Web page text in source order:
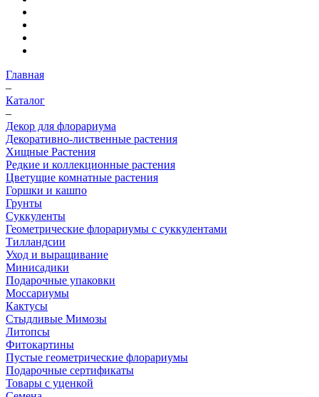
Главная
–
Каталог
–
Декор для флорариума
Декоративно-лиственные растения
Хищные Растения
Редкие и коллекционные растения
Цветущие комнатные растения
Горшки и кашпо
Грунты
Суккуленты
Геометрические флорариумы с суккулентами
Тилландсии
Уход и выращивание
Минисадики
Подарочные упаковки
Моссариумы
Кактусы
Стыдливые Мимозы
Литопсы
Фитокартины
Пустые геометрические флорариумы
Подарочные сертификаты
Товары с уценкой